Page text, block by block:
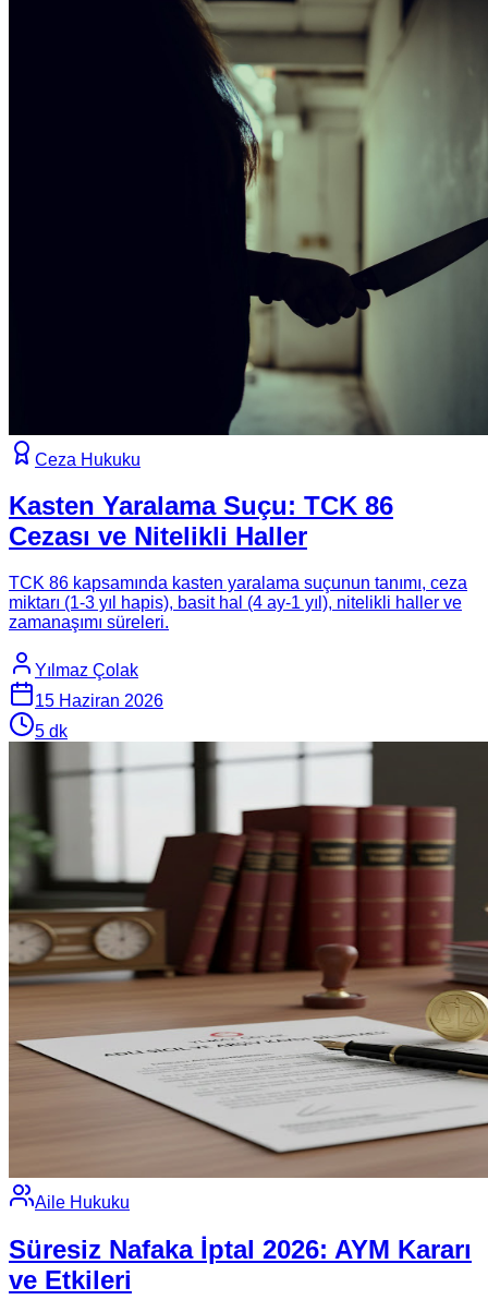
Ceza Hukuku
Kasten Yaralama Suçu: TCK 86
Cezası ve Nitelikli Haller
TCK 86 kapsamında kasten yaralama suçunun tanımı, ceza
miktarı (1-3 yıl hapis), basit hal (4 ay-1 yıl), nitelikli haller ve
zamanaşımı süreleri.
Yılmaz Çolak
15 Haziran 2026
5 dk
Aile Hukuku
Süresiz Nafaka İptal 2026: AYM Kararı
ve Etkileri